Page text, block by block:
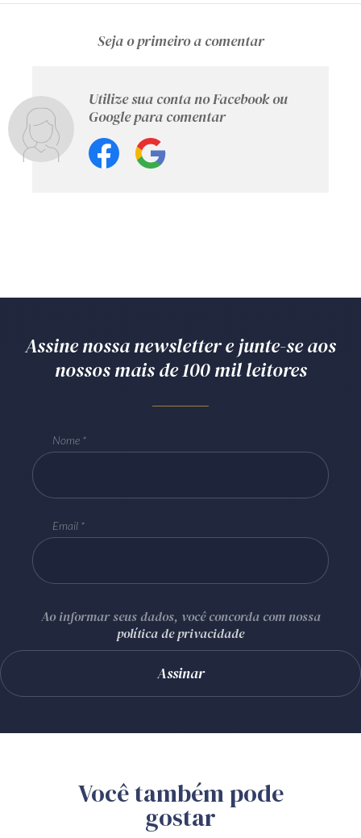
Seja o primeiro a comentar
Utilize sua conta no Facebook ou
Google para comentar
Assine nossa newsletter e junte-se aos
nossos mais de 100 mil leitores
Nome
Email
Ao informar seus dados, você concorda com nossa
política de privacidade
Você também pode
gostar